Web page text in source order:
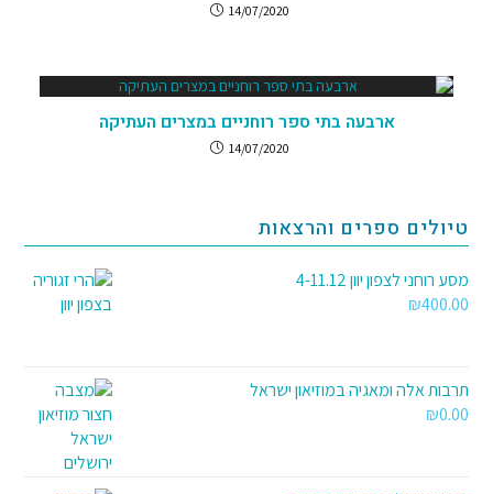
14/07/2020
ארבעה בתי ספר רוחניים במצרים העתיקה
14/07/2020
טיולים ספרים והרצאות
מסע רוחני לצפון יוון 4-11.12
₪400.00
תרבות אלה ומאגיה במוזיאון ישראל
₪0.00